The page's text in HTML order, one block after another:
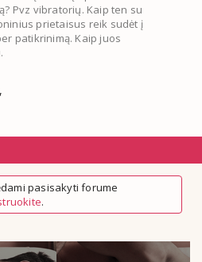
Pvz vibratorių. Kaip ten su
prietaisus reik sudėt į
patikrinimą. Kaip juos
pasisakyti forume
.